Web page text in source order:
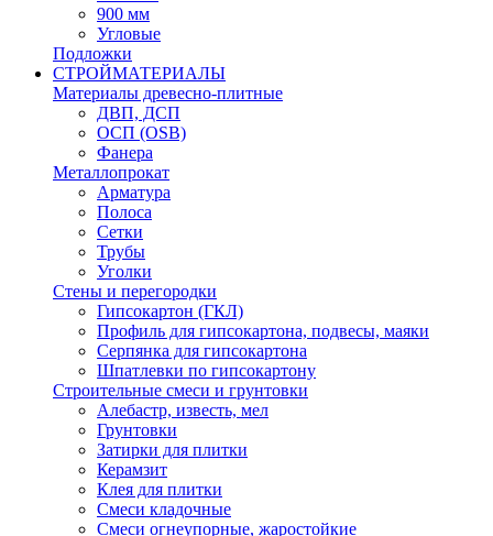
900 мм
Угловые
Подложки
СТРОЙМАТЕРИАЛЫ
Материалы древесно-плитные
ДВП, ДСП
ОСП (OSB)
Фанера
Металлопрокат
Арматура
Полоса
Сетки
Трубы
Уголки
Стены и перегородки
Гипсокартон (ГКЛ)
Профиль для гипсокартона, подвесы, маяки
Серпянка для гипсокартона
Шпатлевки по гипсокартону
Строительные смеси и грунтовки
Алебастр, известь, мел
Грунтовки
Затирки для плитки
Керамзит
Клея для плитки
Смеси кладочные
Смеси огнеупорные, жаростойкие